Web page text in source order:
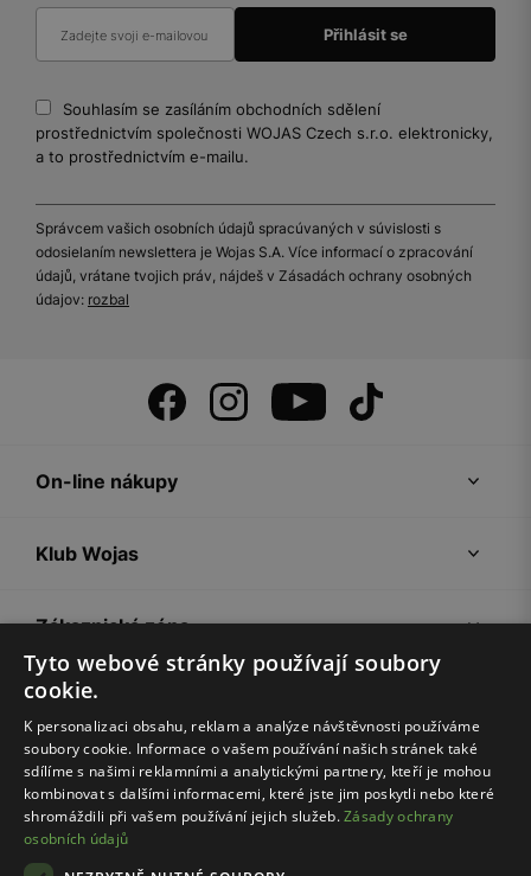
Souhlasím se zasíláním obchodních sdělení
prostřednictvím společnosti WOJAS Czech s.r.o. elektronicky,
a to prostřednictvím e-mailu.
Správcem vašich osobních údajů spracúvaných v súvislosti s
odosielaním newslettera je Wojas S.A. Více informací o zpracování
údajů, vrátane tvojich práv, nájdeš v Zásadách ochrany osobných
údajov: rozbal
On-line nákupy
Klub Wojas
Zákaznická zóna
Společnost Wojas
Rady
Tyto webové stránky používají soubory
cookie.
K personalizaci obsahu, reklam a analýze návštěvnosti používáme
soubory cookie. Informace o vašem používání našich stránek také
sdílíme s našimi reklamními a analytickými partnery, kteří je mohou
kombinovat s dalšími informacemi, které jste jim poskytli nebo které
shromáždili při vašem používání jejich služeb.Zásady ochrany
osobních údajů